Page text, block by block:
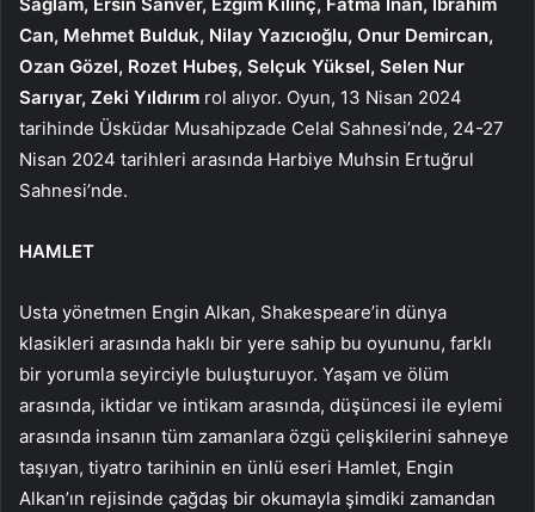
Can, Mehmet Bulduk, Nilay Yazıcıoğlu, Onur Demircan,
Ozan Gözel, Rozet Hubeş, Selçuk Yüksel, Selen Nur
Sarıyar, Zeki Yıldırım rol alıyor. Oyun, 13 Nisan 2024
tarihinde Üsküdar Musahipzade Celal Sahnesi’nde, 24-27
Nisan 2024 tarihleri arasında Harbiye Muhsin Ertuğrul
Sahnesi’nde.
HAMLET
Usta yönetmen Engin Alkan, Shakespeare’in dünya
klasikleri arasında haklı bir yere sahip bu oyununu, farklı
bir yorumla seyirciyle buluşturuyor. Yaşam ve ölüm
arasında, iktidar ve intikam arasında, düşüncesi ile eylemi
arasında insanın tüm zamanlara özgü çelişkilerini sahneye
taşıyan, tiyatro tarihinin en ünlü eseri Hamlet, Engin
Alkan’ın rejisinde çağdaş bir okumayla şimdiki zamandan